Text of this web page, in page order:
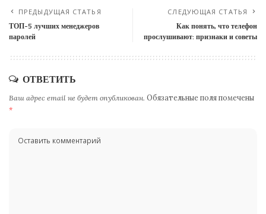
ПРЕДЫДУЩАЯ СТАТЬЯ
ТОП-5 лучших менеджеров
паролей
СЛЕДУЮЩАЯ СТАТЬЯ
Как понять, что телефон
прослушивают: признаки и советы
ОТВЕТИТЬ
Ваш адрес email не будет опубликован. Обязательные поля помечены
*